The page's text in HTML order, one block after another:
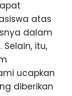
atas
dalam
itu,
ucapkan
diberikan